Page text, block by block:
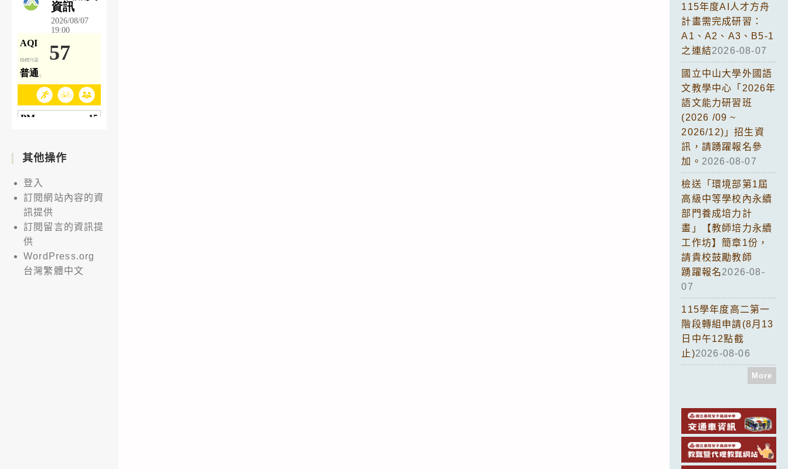
其他操作
登入
訂閱網站內容的資
訊提供
訂閱留言的資訊提
供
WordPress.org
台灣繁體中文
115年度AI人才方舟
計畫需完成研習：
A1、A2、A3、B5-1
之連結2026-08-07
國立中山大學外國語
文教學中心「2026年
語文能力研習班
(2026 /09 ~
2026/12)」招生資
訊，請踴躍報名參
加。 2026-08-07
檢送「環境部第1屆
高級中等學校內永續
部門養成培力計
畫」【教師培力永續
工作坊】簡章1份，
請貴校鼓勵教師
踴躍報名2026-08-
07
115學年度高二第一
階段轉組申請(8月13
日中午12點截
止)2026-08-06
More